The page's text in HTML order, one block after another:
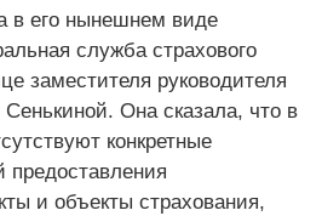
в его нынешнем виде
служба страхового
заместителя руководителя
Она сказала, что в
конкретные
предоставления
и объекты страхования,